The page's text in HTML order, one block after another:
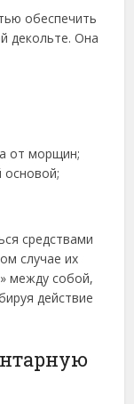
обеспечить
декольте. Она
от морщин;
средствами
случае их
между собой,
действие